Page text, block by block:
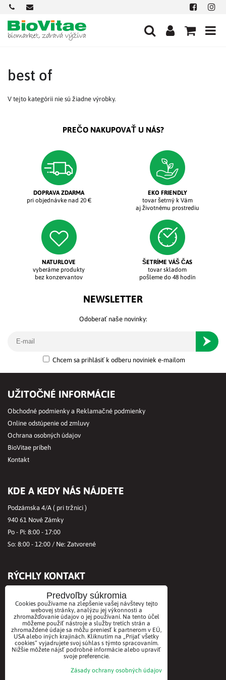
+421
901
712
584
office@biovitae.sk Facebook
best of
V tejto kategórii nie sú žiadne výrobky.
PREČO NAKUPOVAŤ U NÁS?
DOPRAVA ZDARMA
pri objednávke nad 20 €
EKO FRIENDLY
tovar šetrný k Vám
aj životnému prostrediu
NATURLOVE
vyberáme produkty
bez konzervantov
ŠETRÍME VÁŠ ČAS
tovar skladom
pošleme do 48 hodín
NEWSLETTER
Odoberať naše novinky:
Chcem sa prihlásiť k odberu noviniek e-mailom
UŽITOČNÉ INFORMÁCIE
Obchodné podmienky a Reklamačné podmienky
Online odstúpenie od zmluvy
Ochrana osobných údajov
BioVitae príbeh
Kontakt
KDE A KEDY NÁS NÁJDETE
Podzámska 4/A ( pri tržnici )
940 61 Nové Zámky
Po - Pi: 8:00 - 17:00
So: 8:00 - 12:00 / Ne: Zatvorené
RÝCHLY KONTAKT
+421356421513
Mobil:+421901712584
Email:office@biovitae.sk
AKCEPTUJEME PLATBY KARTOU
Predvoľby súkromia
Cookies používame na zlepšenie vašej návštevy tejto
webovej stránky, analýzu jej výkonnosti a
zhromažďovanie údajov o jej používaní. Na tento účel
môžeme použiť nástroje a služby tretích strán a
zhromaždené údaje sa môžu preniesť k partnerom v EÚ,
USA alebo iných krajinách. Kliknutím na „Prijať všetky
cookies“ vyjadrujete svoj súhlas s týmto spracovaním.
Nižšie môžete nájsť podrobné informácie alebo upraviť
svoje preferencie.
Zásady ochrany osobných údajov